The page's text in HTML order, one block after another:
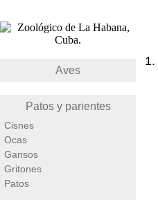
Aves
Patos y parientes
Cisnes
Ocas
Gansos
Gritones
Patos
1.